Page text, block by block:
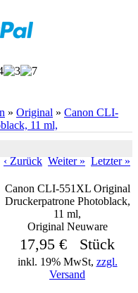
» Original » Canon CLI-
11 ml,
‹ Zurück Weiter » Letzter »
Canon CLI-551XL Original
Druckerpatrone Photoblack,
11 ml,
Original Neuware
17,95 € Stück
inkl. 19% MwSt, zzgl.
Versand